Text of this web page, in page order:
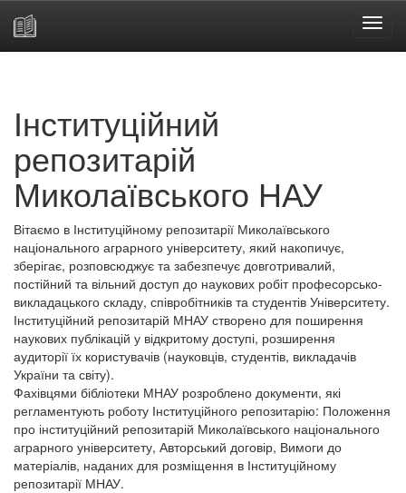
Інституційний
репозитарій
Миколаївського НАУ
Вітаємо в Інституційному репозитарії Миколаївського
національного аграрного університету, який накопичує,
зберігає, розповсюджує та забезпечує довготривалий,
постійний та вільний доступ до наукових робіт професорсько-
викладацького складу, співробітників та студентів Університету.
Інституційний репозитарій МНАУ створено для поширення
наукових публікацій у відкритому доступі, розширення
аудиторії їх користувачів (науковців, студентів, викладачів
України та світу).
Фахівцями бібліотеки МНАУ розроблено документи, які
регламентують роботу Інституційного репозитарію: Положення
про інституційний репозитарій Миколаївського національного
аграрного університету, Авторський договір, Вимоги до
матеріалів, наданих для розміщення в Інституційному
репозитарії МНАУ.